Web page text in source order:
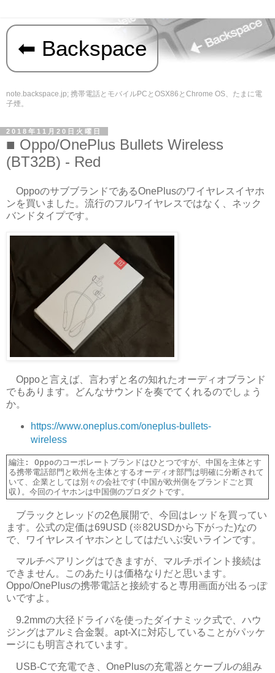
Backspace
note.backspace.jp; 携帯電話とモバイルPCとOSX86とChrome OS、たまに電
子煙。
2018年11月20日火曜日
Oppo/OnePlus Bullets Wireless
(BT32B) - Red
OppoのサブブランドであるOnePlusのワイヤレスイヤホ
ンを買いました。流行のフルワイヤレスではなく、ネック
バンドタイプです。
Oppoと言えば、言わずと名の知れたオーディオブランド
でもあります。どんなサウンドを奏でてくれるのでしょう
か。
https://www.oneplus.com/oneplus-bullets-
wireless
編注: Oppoのコーポレートブランドはひとつですが、中国を主体とす
る携帯電話部門と欧州を主体とするオーディオ部門は明確に分断されて
いて、企業としては別々の会社です(中国が欧州側をブランドごと買
ブラックとレッドの2色展開で、今回はレッドを買ってい
ます。公式の定価は69USD (※82USDから下がった)なの
で、ワイヤレスイヤホンとしてはだいぶ安いラインです。
マルチペアリングはできますが、マルチポイント接続は
できません。このあたりは価格なりだと思います。
Oppo/OnePlusの携帯電話と接続すると専用画面が出るっぽ
いですよ。
9.2mmの大径ドライバを使ったダイナミック式で、ハウ
ジングはアルミ合金製。apt-Xに対応していることがパッケ
ージにも明言されています。
USB-Cで充電でき、OnePlusの充電器とケーブルの組み